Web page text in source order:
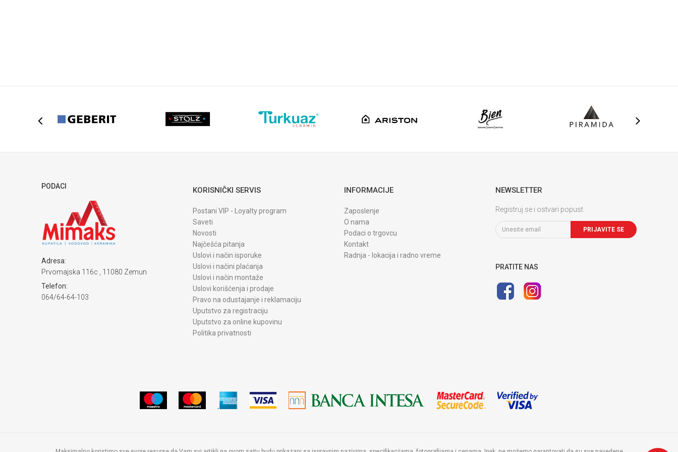
PODACI
Adresa:
Prvomajska 116c , 11080 Zemun
Telefon:
064/64-64-103
KORISNIČKI SERVIS
Postani VIP - Loyalty program
Saveti
Novosti
Najčešća pitanja
Uslovi i način isporuke
Uslovi i načini plaćanja
Uslovi i način montaže
Uslovi korišćenja i prodaje
Pravo na odustajanje i reklamaciju
Uputstvo za registraciju
Uputstvo za online kupovinu
Politika privatnosti
INFORMACIJE
Zaposlenje
O nama
Podaci o trgovcu
Kontakt
Radnja - lokacija i radno vreme
NEWSLETTER
Registruj se i ostvari popust
PRIJAVITE SE
PRATITE NAS